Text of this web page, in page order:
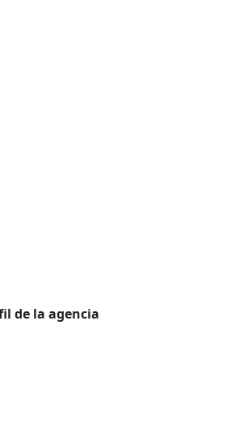
de la agencia